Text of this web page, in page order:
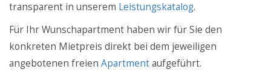
transparent in unserem Leistungskatalog.
Für Ihr Wunschapartment haben wir für Sie den
konkreten Mietpreis direkt bei dem jeweiligen
angebotenen freien Apartmentaufgeführt.